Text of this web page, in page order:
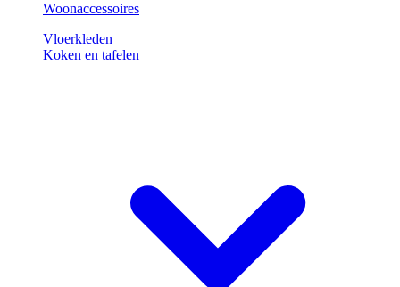
Woonaccessoires
Vloerkleden
Koken en tafelen